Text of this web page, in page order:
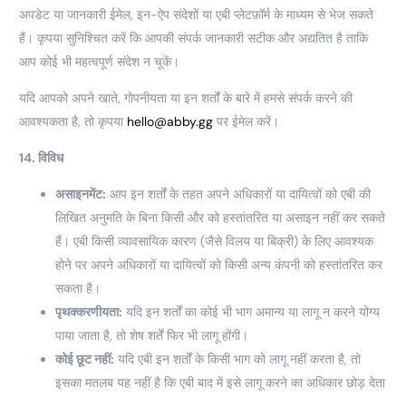
अपडेट या जानकारी ईमेल, इन-ऐप संदेशों या एबी प्लेटफ़ॉर्म के माध्यम से भेज सकते
हैं। कृपया सुनिश्चित करें कि आपकी संपर्क जानकारी सटीक और अद्यतित है ताकि
आप कोई भी महत्वपूर्ण संदेश न चूकें।
यदि आपको अपने खाते, गोपनीयता या इन शर्तों के बारे में हमसे संपर्क करने की
आवश्यकता है, तो कृपया hello@abby.gg पर ईमेल करें।
14. विविध
असाइनमेंट: आप इन शर्तों के तहत अपने अधिकारों या दायित्वों को एबी की
लिखित अनुमति के बिना किसी और को हस्तांतरित या असाइन नहीं कर सकते
हैं। एबी किसी व्यावसायिक कारण (जैसे विलय या बिक्री) के लिए आवश्यक
होने पर अपने अधिकारों या दायित्वों को किसी अन्य कंपनी को हस्तांतरित कर
सकता है।
पृथक्करणीयता: यदि इन शर्तों का कोई भी भाग अमान्य या लागू न करने योग्य
पाया जाता है, तो शेष शर्तें फिर भी लागू होंगी।
कोई छूट नहीं: यदि एबी इन शर्तों के किसी भाग को लागू नहीं करता है, तो
इसका मतलब यह नहीं है कि एबी बाद में इसे लागू करने का अधिकार छोड़ देता